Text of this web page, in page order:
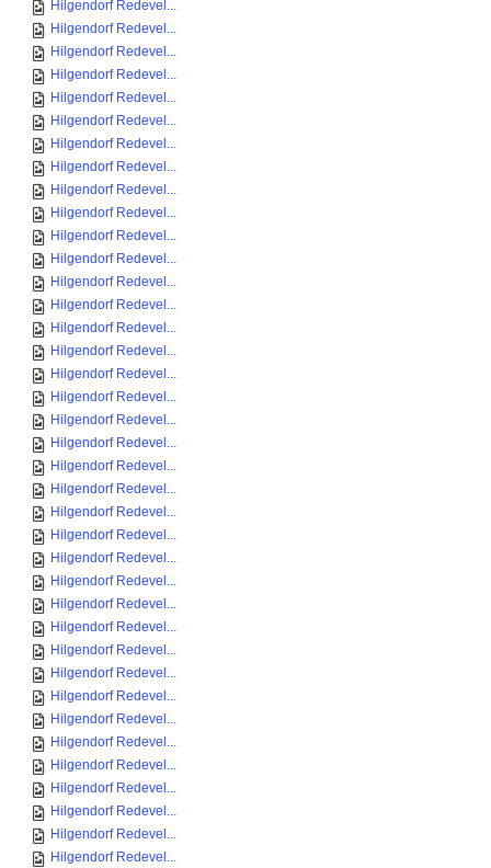
Hilgendorf Redevel...
Hilgendorf Redevel...
Hilgendorf Redevel...
Hilgendorf Redevel...
Hilgendorf Redevel...
Hilgendorf Redevel...
Hilgendorf Redevel...
Hilgendorf Redevel...
Hilgendorf Redevel...
Hilgendorf Redevel...
Hilgendorf Redevel...
Hilgendorf Redevel...
Hilgendorf Redevel...
Hilgendorf Redevel...
Hilgendorf Redevel...
Hilgendorf Redevel...
Hilgendorf Redevel...
Hilgendorf Redevel...
Hilgendorf Redevel...
Hilgendorf Redevel...
Hilgendorf Redevel...
Hilgendorf Redevel...
Hilgendorf Redevel...
Hilgendorf Redevel...
Hilgendorf Redevel...
Hilgendorf Redevel...
Hilgendorf Redevel...
Hilgendorf Redevel...
Hilgendorf Redevel...
Hilgendorf Redevel...
Hilgendorf Redevel...
Hilgendorf Redevel...
Hilgendorf Redevel...
Hilgendorf Redevel...
Hilgendorf Redevel...
Hilgendorf Redevel...
Hilgendorf Redevel...
Hilgendorf Redevel...